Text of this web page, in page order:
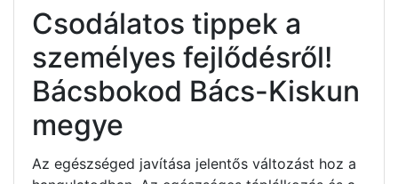
Csodálatos tippek a
személyes fejlődésről!
Bácsbokod Bács-Kiskun
megye
Az egészséged javítása jelentős változást hoz a